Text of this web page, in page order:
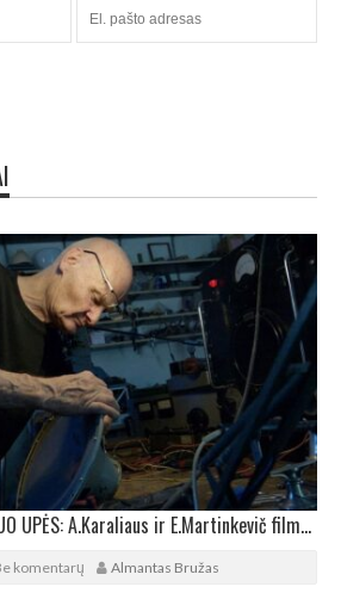
MIESTAS PRASIDEDA NUO UPĖS: A.Karaliaus ir E.Martinkevič filmo „Palio miestas“ premjera
komentarų Almantas Bružas